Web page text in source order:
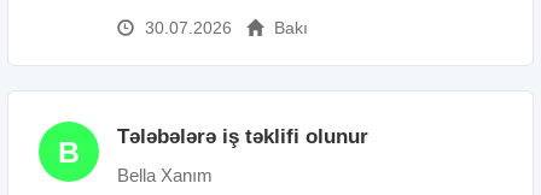
30.07.2026 Bakı
B Tələbələrə iş təklifi olunur
Bella Xanım